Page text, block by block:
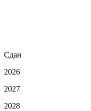
Сдан
2026
2027
2028